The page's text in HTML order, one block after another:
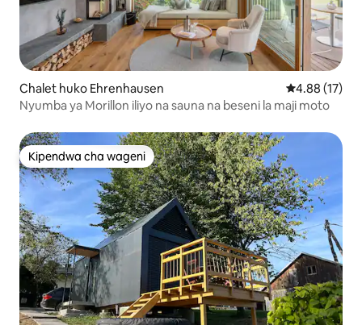
Chalet huko Ehrenhausen Ukadiriaji wa
4.88 (17)
Nyumba ya Morillon iliyo na sauna na beseni la maji moto
Kipendwa cha wageni
Kipendwa cha wageni